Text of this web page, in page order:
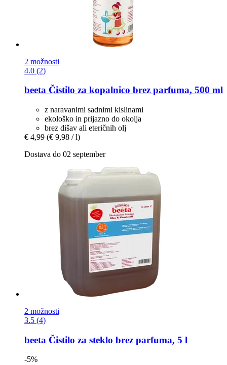
2 možnosti
4.0 (2)
beeta Čistilo za kopalnico brez parfuma, 500 ml
z naravanimi sadnimi kislinami
ekološko in prijazno do okolja
brez dišav ali eteričnih olj
€ 4,99 (€ 9,98 / l)
Dostava do 02 september
2 možnosti
3.5 (4)
beeta Čistilo za steklo brez parfuma, 5 l
-5%